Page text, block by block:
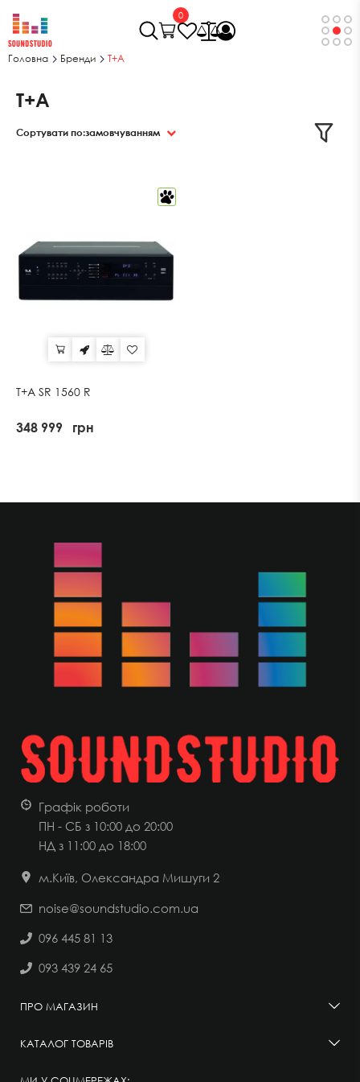
0
Головна Бренди T+A
T+A
Сортувати по:замовчуванням
T+A SR 1560 R
348 999 грн
Графік роботи
ПН - СБ з 10:00 до 20:00
НД з 11:00 до 18:00
м.Київ, Олександра Мишуги 2
noise@soundstudio.com.ua
096 445 81 13
093 439 24 65
ПРО МАГАЗИН
КАТАЛОГ ТОВАРІВ